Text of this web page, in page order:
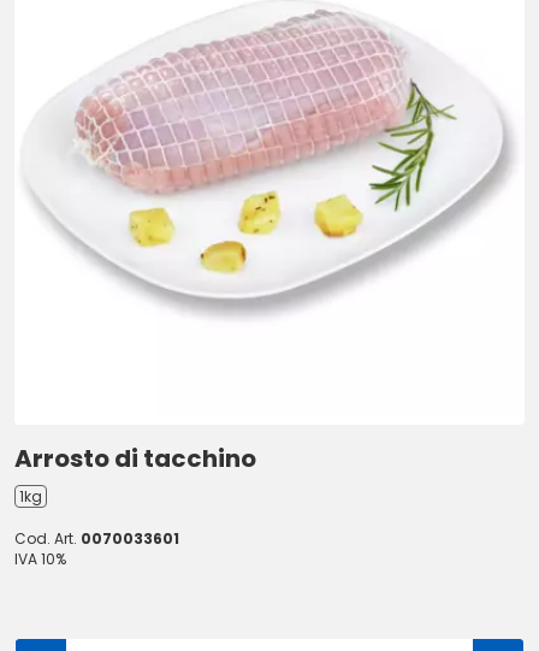
Arrosto di tacchino
1kg
Cod. Art. 0070033601
IVA 10%